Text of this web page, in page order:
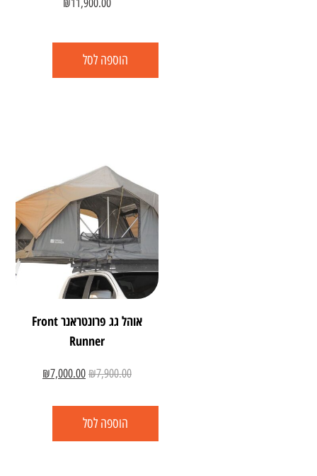
₪11,900.00
הוספה לסל
אוהל גג פרונטראנר Front
Runner
₪7,900.00
₪7,000.00
הוספה לסל